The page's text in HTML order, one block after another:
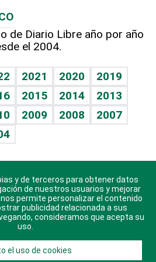
de Diario Libre año por año
el 2004.
2021 2020
2019
2015 2014
2013
2009 2008
2007
para Android, iOS y
Huawei.
y de terceros para obtener datos
de nuestros usuarios y mejorar
permite personalizar el contenido
publicidad relacionada a sus
consideramos que acepta su
uso.
el uso de cookies